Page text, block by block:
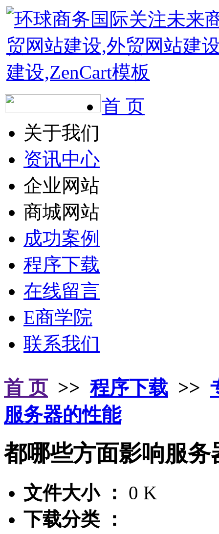
首 页
关于我们
资讯中心
企业网站
商城网站
成功案例
程序下载
在线留言
E商学院
联系我们
首 页>>程序下载 >>
服务器的性能
都哪些方面影响服务
文件大小 ：
0 K
下载分类 ：